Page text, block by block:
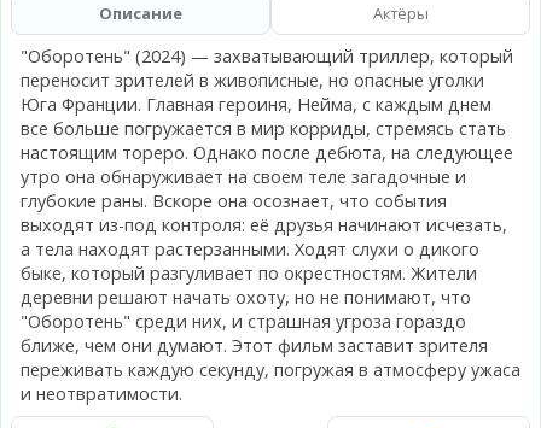
Описание Актёры
"Оборотень" (2024) — захватывающий триллер, который
переносит зрителей в живописные, но опасные уголки
Юга Франции. Главная героиня, Нейма, с каждым днем
все больше погружается в мир корриды, стремясь стать
настоящим тореро. Однако после дебюта, на следующее
утро она обнаруживает на своем теле загадочные и
глубокие раны. Вскоре она осознает, что события
выходят из-под контроля: её друзья начинают исчезать,
а тела находят растерзанными. Ходят слухи о дикого
быке, который разгуливает по окрестностям. Жители
деревни решают начать охоту, но не понимают, что
"Оборотень" среди них, и страшная угроза гораздо
ближе, чем они думают. Этот фильм заставит зрителя
переживать каждую секунду, погружая в атмосферу ужаса
и неотвратимости.